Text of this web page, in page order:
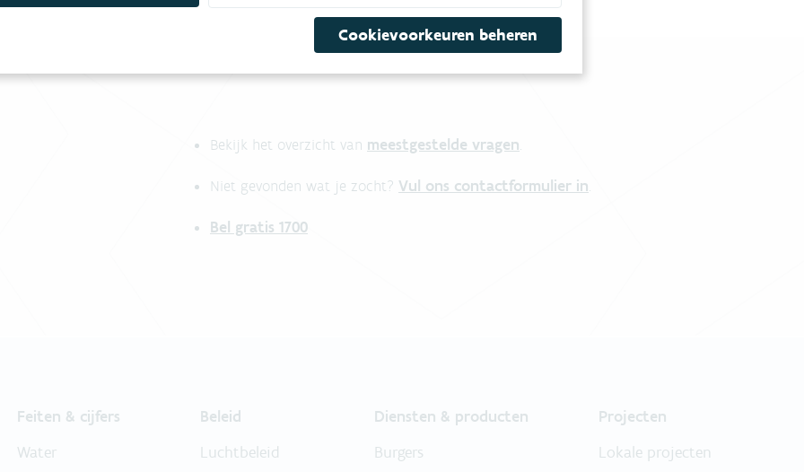
Bekijk het overzicht van meestgestelde vragen.
Niet gevonden wat je zocht? Vul ons contactformulier in.
Bel gratis 1700
Feiten & cijfers
Water
Beleid
Luchtbeleid
Diensten & producten
Burgers
Projecten
Lokale projecten
Cookievoorkeuren beheren